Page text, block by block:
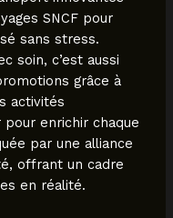
SNCF pour
sans stress.
soin, c’est aussi
grâce à
activités
enrichir chaque
par une alliance
offrant un cadre
en réalité.